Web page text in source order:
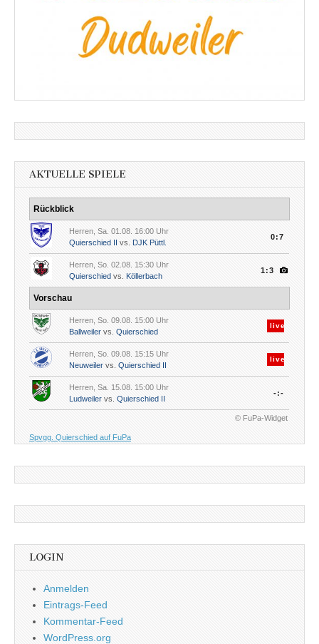
AKTUELLE SPIELE
Rückblick
Herren, Sa. 01.08. 16:00 Uhr
Quierschied II vs. DJK Püttl.
0:7
Herren, So. 02.08. 15:30 Uhr
Quierschied vs. Köllerbach
1:3
Vorschau
Herren, So. 09.08. 15:00 Uhr
Ballweiler vs. Quierschied
live
Herren, So. 09.08. 15:15 Uhr
Neuweiler vs. Quierschied II
live
Herren, Sa. 15.08. 15:00 Uhr
Ludweiler vs. Quierschied II
-:-
© FuPa-Widget
Spvgg. Quierschied auf FuPa
LOGIN
Anmelden
Eintrags-Feed
Kommentar-Feed
WordPress.org